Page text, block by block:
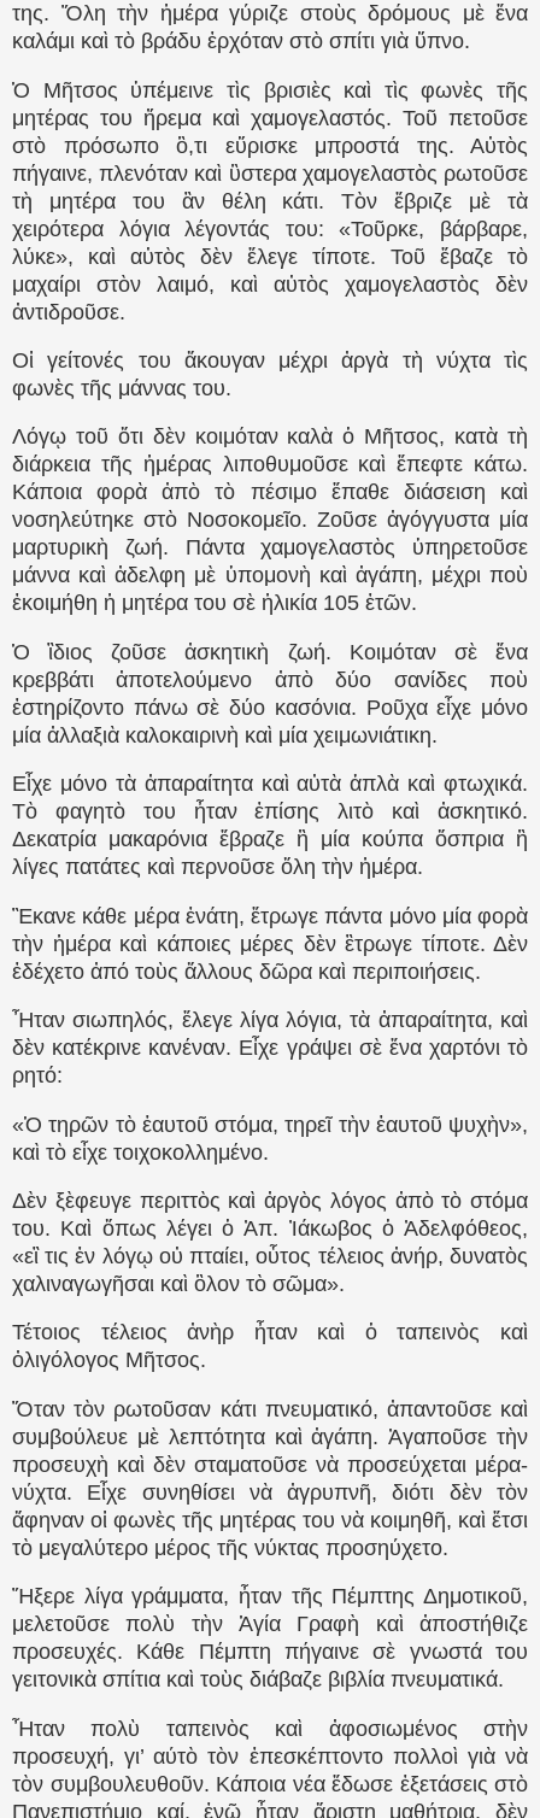
της. Ὅλη τὴν ἡμέρα γύριζε στοὺς δρόμους μὲ ἕνα
καλάμι καὶ τὸ βράδυ ἐρχόταν στὸ σπίτι γιὰ ὕπνο.
Ὁ Μῆτσος ὑπέμεινε τὶς βρισιὲς καὶ τὶς φωνὲς τῆς
μητέρας του ἤρεμα καὶ χαμογελαστός. Τοῦ πετοῦσε
στὸ πρόσωπο ὃ,τι εὕρισκε μπροστά της. Αὐτὸς
πήγαινε, πλενόταν καὶ ὓστερα χαμογελαστὸς ρωτοῦσε
τὴ μητέρα του ἂν θέλη κάτι. Τὸν ἔβριζε μὲ τὰ
χειρότερα λόγια λέγοντάς του: «Τοῦρκε, βάρβαρε,
λύκε», καὶ αὐτὸς δὲν ἔλεγε τίποτε. Τοῦ ἔβαζε τὸ
μαχαίρι στὸν λαιμό, καὶ αὐτὸς χαμογελαστὸς δὲν
ἀντιδροῦσε.
Οἱ γείτονές του ἄκουγαν μέχρι ἀργὰ τὴ νύχτα τὶς
φωνὲς τῆς μάννας του.
Λόγῳ τοῦ ὅτι δὲν κοιμόταν καλὰ ὁ Μῆτσος, κατὰ τὴ
διάρκεια τῆς ἡμέρας λιποθυμοῦσε καὶ ἔπεφτε κάτω.
Κάποια φορὰ ἀπὸ τὸ πέσιμο ἔπαθε διάσειση καὶ
νοσηλεύτηκε στὸ Νοσοκομεῖο. Ζοῦσε ἀγόγγυστα μία
μαρτυρικὴ ζωή. Πάντα χαμογελαστὸς ὑπηρετοῦσε
μάννα καὶ ἀδελφη μὲ ὑπομονὴ καὶ ἀγάπη, μέχρι ποὺ
ἐκοιμήθη ἡ μητέρα του σὲ ἡλικία 105 ἐτῶν.
Ὁ ἲδιος ζοῦσε ἀσκητικὴ ζωή. Κοιμόταν σὲ ἕνα
κρεββάτι ἀποτελούμενο ἀπὸ δύο σανίδες ποὺ
ἐστηρίζοντο πάνω σὲ δύο κασόνια. Ροῦχα εἶχε μόνο
μία ἀλλαξιὰ καλοκαιρινὴ καὶ μία χειμωνιάτικη.
Εἶχε μόνο τὰ ἀπαραίτητα καὶ αὐτὰ ἁπλὰ καὶ φτωχικά.
Τὸ φαγητὸ του ἦταν ἐπίσης λιτὸ καὶ ἀσκητικό.
Δεκατρία μακαρόνια ἔβραζε ἢ μία κούπα ὄσπρια ἢ
λίγες πατάτες καὶ περνοῦσε ὅλη τὴν ἡμέρα.
Ἒκανε κάθε μέρα ἐνάτη, ἔτρωγε πάντα μόνο μία φορὰ
τὴν ἡμέρα καὶ κάποιες μέρες δὲν ἒτρωγε τίποτε. Δὲν
ἐδέχετο ἀπό τοὺς ἄλλους δῶρα καὶ περιποιήσεις.
Ἦταν σιωπηλός, ἔλεγε λίγα λόγια, τὰ ἀπαραίτητα, καὶ
δὲν κατέκρινε κανέναν. Εἶχε γράψει σὲ ἕνα χαρτόνι τὸ
ρητό:
«Ὁ τηρῶν τὸ ἑαυτοῦ στόμα, τηρεῖ τὴν ἑαυτοῦ ψυχὴν»,
καὶ τὸ εἶχε τοιχοκολλημένο.
Δὲν ξὲφευγε περιττὸς καὶ ἀργὸς λόγος ἀπὸ τὸ στόμα
του. Καὶ ὅπως λέγει ὁ Ἀπ. Ἰάκωβος ὁ Ἀδελφόθεος,
«εἲ τις ἐν λόγῳ οὐ πταίει, οὗτος τέλειος ἀνήρ, δυνατὸς
χαλιναγωγῆσαι καὶ ὃλον τὸ σῶμα».
Τέτοιος τέλειος ἀνὴρ ἦταν καὶ ὁ ταπεινὸς καὶ
ὀλιγόλογος Μῆτσος.
Ὅταν τὸν ρωτοῦσαν κάτι πνευματικό, ἀπαντοῦσε καὶ
συμβούλευε μὲ λεπτότητα καὶ ἀγάπη. Ἀγαποῦσε τὴν
προσευχὴ καὶ δὲν σταματοῦσε νὰ προσεύχεται μέρα-
νύχτα. Εἶχε συνηθίσει νὰ ἀγρυπνῆ, διότι δὲν τὸν
ἄφηναν οἱ φωνὲς τῆς μητέρας του νὰ κοιμηθῆ, καὶ ἔτσι
τὸ μεγαλύτερο μέρος τῆς νύκτας προσηύχετο.
Ἤξερε λίγα γράμματα, ἦταν τῆς Πέμπτης Δημοτικοῦ,
μελετοῦσε πολὺ τὴν Ἁγία Γραφὴ καὶ ἀποστήθιζε
προσευχές. Κάθε Πέμπτη πήγαινε σὲ γνωστά του
γειτονικὰ σπίτια καὶ τοὺς διάβαζε βιβλία πνευματικά.
Ἦταν πολὺ ταπεινὸς καὶ ἀφοσιωμένος στὴν
προσευχή, γι’ αύτὸ τὸν ἐπεσκέπτοντο πολλοὶ γιὰ νὰ
τὸν συμβουλευθοῦν. Κάποια νέα ἔδωσε ἐξετάσεις στὸ
Πανεπιστήμιο καί, ἐνῷ ἦταν ἄριστη μαθήτρια, δὲν